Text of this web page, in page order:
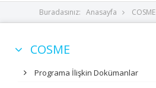
Buradasınız: Anasayfa COSME
COSME
Programa İlişkin Dokümanlar